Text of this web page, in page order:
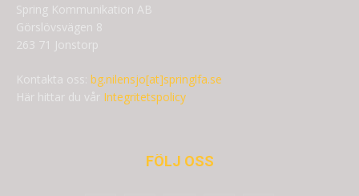
Spring Kommunikation AB
Görslövsvägen 8
263 71 Jonstorp
Kontakta oss: bg.nilensjo[at]springlfa.se
Här hittar du vår Integritetspolicy
FÖLJ OSS